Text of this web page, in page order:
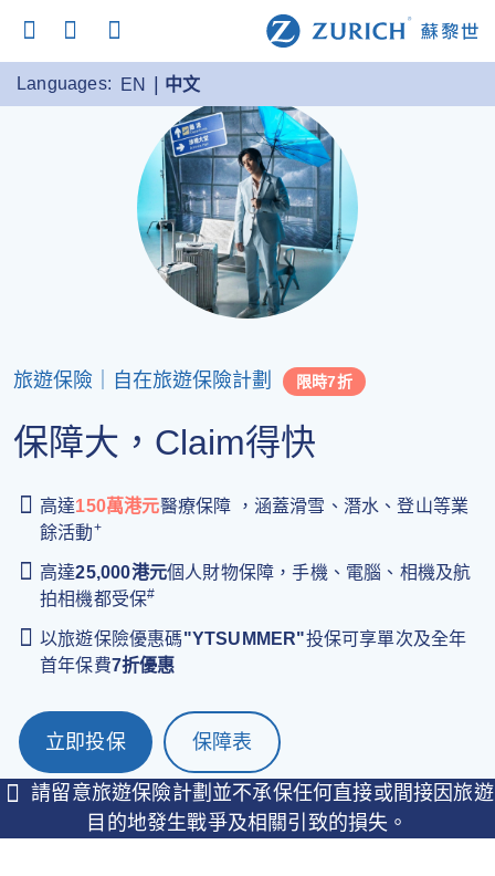
Languages: EN 中文
旅遊保險｜自在旅遊保險計劃 限時7折
保障大，Claim得快
高達150萬港元醫療保障 ，涵蓋滑雪、潛水、登山等業
餘活動+
高達25,000港元個人財物保障，手機、電腦、相機及航
拍相機都受保#
以旅遊保險優惠碼"YTSUMMER"投保可享單次及全年
首年保費7折優惠
立即投保 保障表
請留意旅遊保險計劃並不承保任何直接或間接因旅遊
目的地發生戰爭及相關引致的損失。